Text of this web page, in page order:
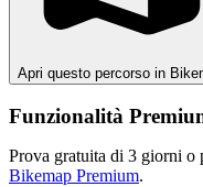
Apri questo percorso in
Funzionalità
Prova gratuita di 3 giorni o
Bikemap Premium.